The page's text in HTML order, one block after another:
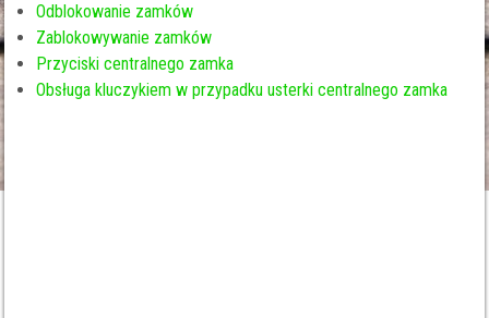
Odblokowanie zamków
Zablokowywanie zamków
Przyciski centralnego zamka
Obsługa kluczykiem w przypadku usterki centralnego zamka